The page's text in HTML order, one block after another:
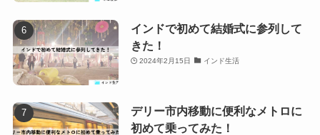
インドで初めて結婚式に参列して
きた！
2024年2月15日 インド生活
デリー市内移動に便利なメトロに
初めて乗ってみた！